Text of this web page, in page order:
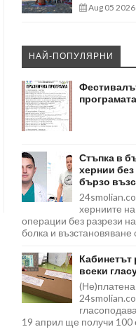
Aug 05 2026
НАЙ-ПОПУЛЯРНИ
програмата
Стъпка в
хернии без
бързо
херниите
операции без разрези
болка и възстановяване
Кабинетът
всеки
19 април ще получи 100